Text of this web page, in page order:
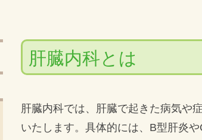
肝臓内科とは
肝臓内科では、肝臓で起きた病気や
いたします。具体的には、B型肝炎